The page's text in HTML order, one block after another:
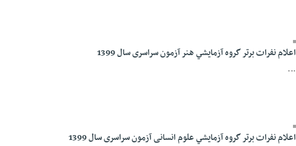
اعلام نفرات برتر گروه آزمايشي هنر آزمون سراسری سال 1399
...
اعلام نفرات برتر گروه آزمايشي علوم انسانی آزمون سراسری سال 1399